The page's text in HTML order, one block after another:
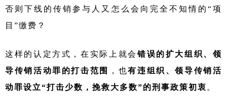
否则下线的传销参与人又怎么会向完全不知情的 “项
目”缴费？
这样的认定方式，在实际上就会 错误的扩大组织、领
导传销活动罪的打击范围
，也有违组织、领导传销活
动罪设立“打击少数，挽救大多数”的刑事政策初衷 。